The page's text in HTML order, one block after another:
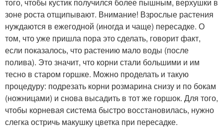
зоне роста отщипывают. Внимание! Взрослые растения
нуждаются в ежегодной (иногда и чаще) пересадке. О
том, что уже пришла пора это сделать, говорит факт,
если показалось, что растению мало воды (после
полива). Это значит, что корни стали большими и им
тесно в старом горшке. Можно проделать и такую
процедуру: подрезать корни розмарина снизу и по бокам
(ножницами) и снова высадить в тот же горшок. Для того,
чтобы корневая система быстро восстановилась, нужно
слегка остричь макушку цветка при пересадке.